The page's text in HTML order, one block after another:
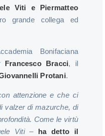
Viti e Piermatteo
grande collega ed
Bonifaciana
Francesco Bracci, il
Protani.
attenzione e che ci
valzer di mazurche, di
Come le virtù
Viti–ha detto il